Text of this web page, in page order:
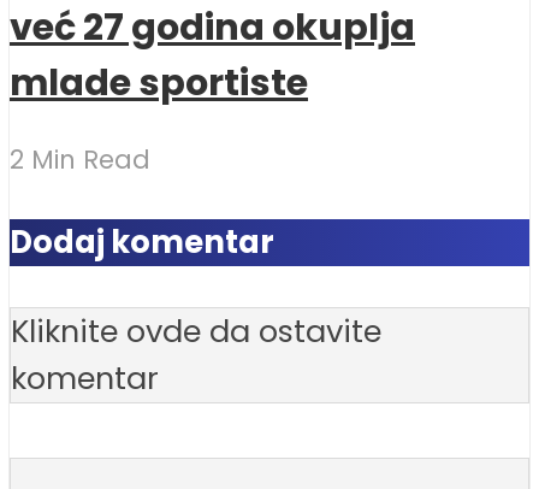
već 27 godina okuplja
mlade sportiste
2 Min Read
Dodaj komentar
Kliknite ovde da ostavite
komentar